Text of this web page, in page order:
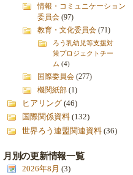
情報・コミュニケーション
委員会 (97)
教育・文化委員会 (71)
ろう乳幼児等支援対
策プロジェクトチー
ム (4)
国際委員会 (277)
機関紙部 (1)
ヒアリング (46)
国際関係資料 (132)
世界ろう連盟関連資料 (36)
月別の更新情報一覧
2026年8月 (3)